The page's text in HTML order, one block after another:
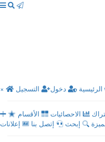
× الرئيسية دخول التسجيل
الاحصائيات
الأقسام
إبحث إتصل بنا إعلانات